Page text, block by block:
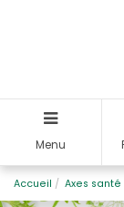
Menu
Accueil Axes santé